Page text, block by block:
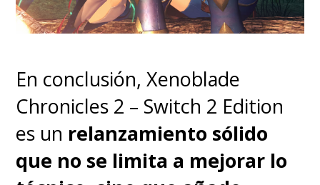
"Skrulls", liderados por un
"Gravik" (Kingsley Ben-Adir)
consumido por el resentimiento
hacia "Fury" por una promesa no
cumplida.Aunque en la previa
se sentía atractiva la
incorporación de Emilia
En conclusión, Xenoblade
Chronicles 2 – Switch 2 Edition
es un relanzamiento sólido
que no se limita a mejorar lo